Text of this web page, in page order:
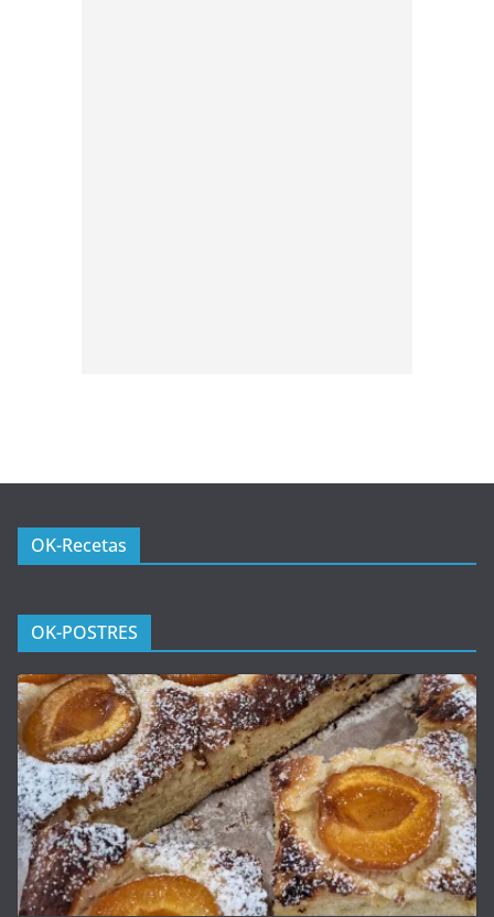
OK-Recetas
OK-POSTRES